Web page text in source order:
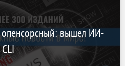
опенсорсный: вышел ИИ-